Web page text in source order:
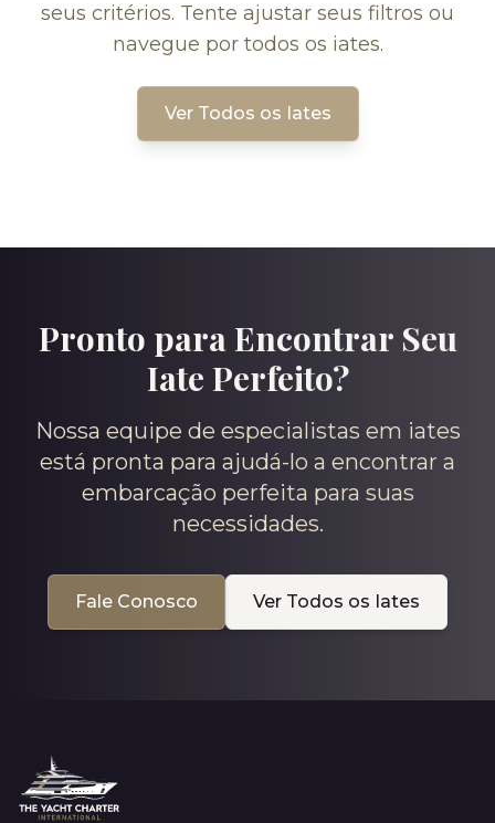
seus critérios. Tente ajustar seus filtros ou
navegue por todos os iates.
Ver Todos os Iates
Pronto para Encontrar Seu
Iate Perfeito?
Nossa equipe de especialistas em iates
está pronta para ajudá-lo a encontrar a
embarcação perfeita para suas
necessidades.
Fale Conosco Ver Todos os Iates